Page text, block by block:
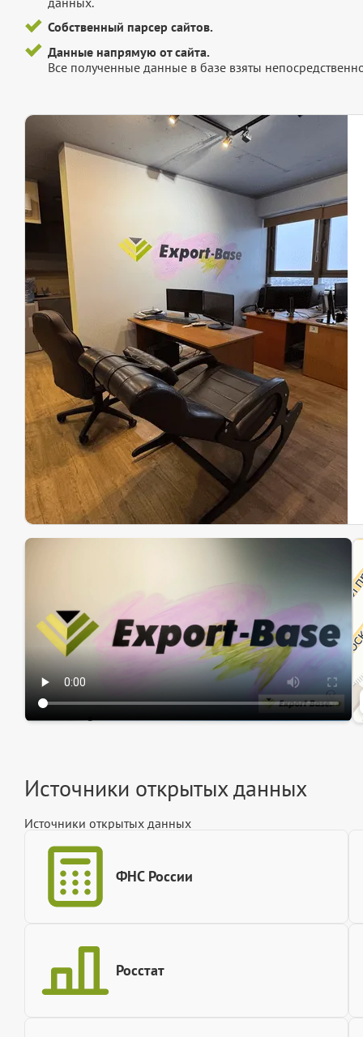
Собственный парсер сайтов.
Данные напрямую от сайта.
Все полученные данные в базе взяты
Источники открытых данных
Источники открытых данных
ФНС России
Росстат